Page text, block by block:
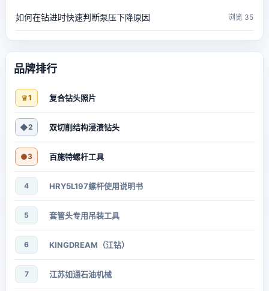
如何在钻进时快速判断泵压下降原因 浏览 35
品牌排行
♛1 复合钻头照片
◆2 双切削结构浸渍钻头
●3 百施特螺杆工具
4 HRY5L197螺杆使用说明书
5 套管头专用吊装工具
6 KINGDREAM（江钻）
7 江苏如通石油机械